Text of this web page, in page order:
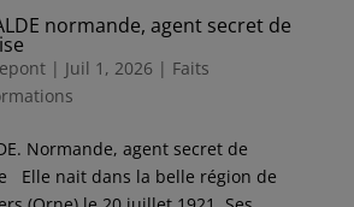
normande, agent secret de
| Juil 1, 2026 | Faits
Normande, agent secret de
Elle nait dans la belle région de